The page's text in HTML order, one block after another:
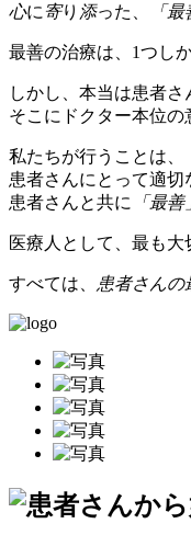
心に寄り 添った、 「最
最善の治療は、1つし
しかし、本当は患者さ
そこにドクター本位の
私たちが行うことは、
患者さんにとって適切
患者さんと共に
「最善
医療人として、最も大
すべては、 患者さんの